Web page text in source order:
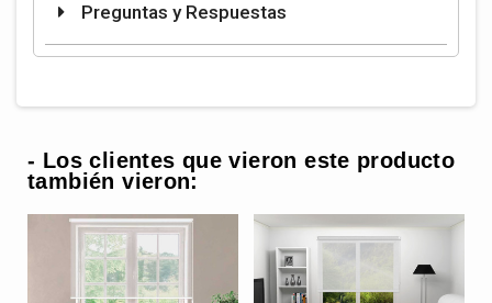
Preguntas y Respuestas
- Los clientes que vieron este producto
también vieron: